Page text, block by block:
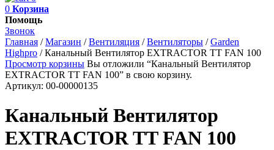
0 Корзина
Помощь
Звонок
Главная /Магазин /Вентиляция /Вентиляторы /Garden
Highpro /Канальный Вентилятор EXTRACTOR TT FAN 100
Просмотр корзины Вы отложили “Канальный Вентилятор
EXTRACTOR TT FAN 100” в свою корзину.
Артикул: 00-00000135
Канальный Вентилятор
EXTRACTOR TT FAN 100